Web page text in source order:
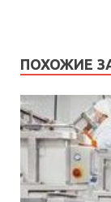
ПОХОЖИЕ